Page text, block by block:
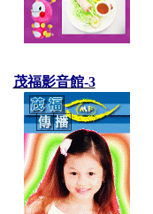
茂福影音館-3